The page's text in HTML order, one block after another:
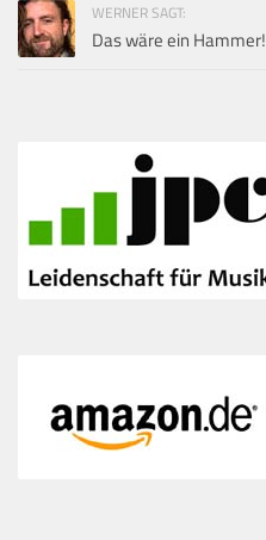
WERNER SAGT:
Das wäre ein Hammer!